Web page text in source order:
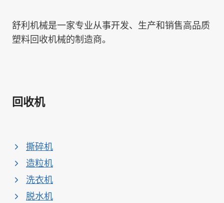
舒利机械是一家专业从事开发、生产和销售高品质
塑料回收机械的制造商。
回收机
撕碎机
造粒机
洗衣机
脱水机